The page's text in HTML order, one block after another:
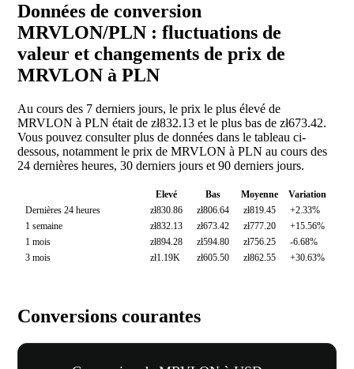
Données de conversion
MRVLON/PLN : fluctuations de
valeur et changements de prix de
MRVLON à PLN
Au cours des 7 derniers jours, le prix le plus élevé de
MRVLON à PLN était de zł832.13 et le plus bas de zł673.42.
Vous pouvez consulter plus de données dans le tableau ci-
dessous, notamment le prix de MRVLON à PLN au cours des
24 dernières heures, 30 derniers jours et 90 derniers jours.
Elevé Bas Moyenne
Variation
Dernières 24 heures
zł830.86 zł806.64 zł819.45
+2.33%
1 semaine
zł832.13 zł673.42 zł777.20
+15.56%
1 mois
zł894.28 zł594.80 zł756.25
-6.68%
3 mois
zł1.19K zł605.50 zł862.55 +30.63%
Conversions courantes